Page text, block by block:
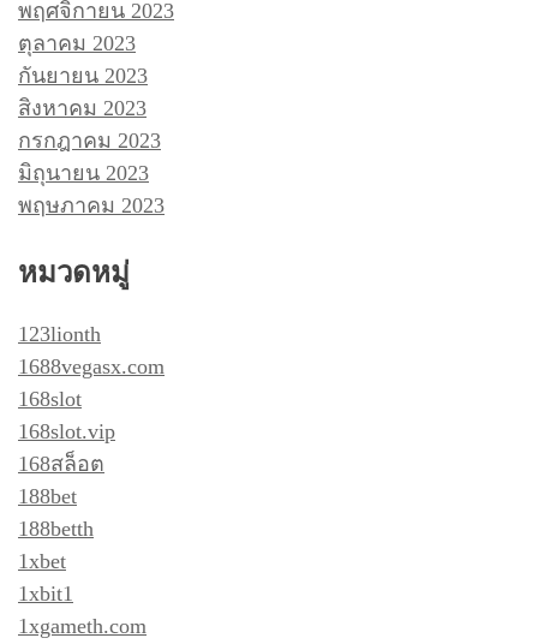
พฤศจิกายน 2023
ตุลาคม 2023
กันยายน 2023
สิงหาคม 2023
กรกฎาคม 2023
มิถุนายน 2023
พฤษภาคม 2023
หมวดหมู่
123lionth
1688vegasx.com
168slot
168slot.vip
168สล็อต
188bet
188betth
1xbet
1xbit1
1xgameth.com